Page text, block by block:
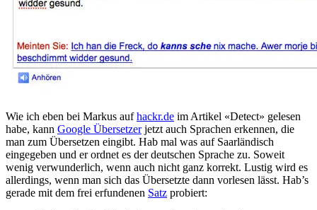
Wie ich eben bei Markus aufhackr.de im Artikel «Detect» gelesen
habe, kann Google Übersetzerjetzt auch Sprachen erkennen, die
man zum Übersetzen eingibt. Hab mal was auf Saarländisch
eingegeben und er ordnet es der deutschen Sprache zu. Soweit
wenig verwunderlich, wenn auch nicht ganz korrekt. Lustig wird es
allerdings, wenn man sich das Übersetzte dann vorlesen lässt. Hab’s
gerade mit dem frei erfundenen Satz probiert: